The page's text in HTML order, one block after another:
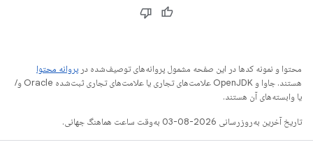
محتوا و نمونه کدها در این صفحه مشمول پروانه‌های توصیف‌شده در پروانه محتوا
هستند. جاوا و OpenJDK علامت‌های تجاری یا علامت‌های تجاری ثبت‌شده Oracle و/
یا وابسته‌های آن هستند.
تاریخ آخرین به‌روزرسانی 2026-08-03 به‌وقت ساعت هماهنگ جهانی.